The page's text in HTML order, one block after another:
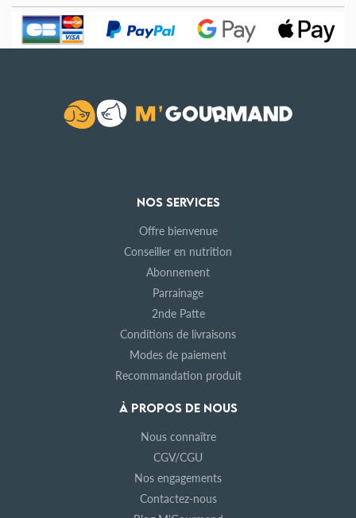
NOS SERVICES
Offre bienvenue
Conseiller en nutrition
Abonnement
Parrainage
2nde Patte
Conditions de livraisons
Modes de paiement
Recommandation produit
À PROPOS DE NOUS
Nous connaître
CGV/CGU
Nos engagements
Contactez-nous